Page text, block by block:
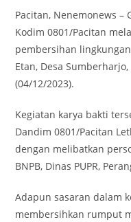
Pacitan, Nenemonews
Kodim 0801/Pacitan
pembersihan
Etan, Desa
(04/12/2023).
Kegiatan karya bakti
Dandim 0801/Pacitan
dengan melibatkan
BNPB, Dinas PUPR,
Adapun sasaran dalam
membersihkan rumput